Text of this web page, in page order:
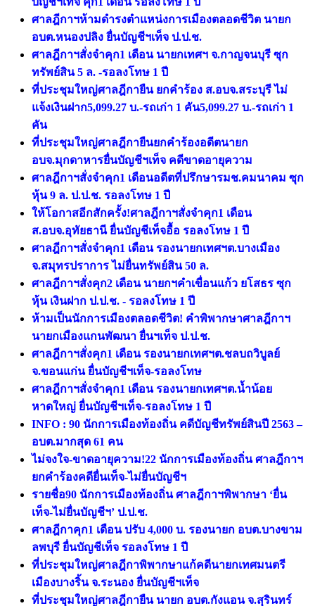
ศาลฎีกาฯห้ามดำรงตำแหน่งการเมืองตลอดชีวิต นายก
อบต.หนองปลิง ยื่นบัญชีฯเท็จ ป.ป.ช.
ศาลฎีกาฯสั่งจำคุก1 เดือน นายกเทศฯ จ.กาญจนบุรี ซุก
ทรัพย์สิน 5 ล. -รอลงโทษ 1 ปี
ที่ประชุมใหญ่ศาลฎีกายืน ยกคำร้อง ส.อบจ.สระบุรี ไม่
แจ้งเงินฝาก5,099.27 บ.-รถเก่า 1 คัน5,099.27 บ.-รถเก่า 1
คัน
ที่ประชุมใหญ่ศาลฎีกายืนยกคำร้องอดีตนายก
อบจ.มุกดาหารยื่นบัญชีฯเท็จ คดีขาดอายุความ
ศาลฎีกาฯสั่งจําคุก1 เดือนอดีตที่ปรึกษารมช.คมนาคม ซุก
หุ้น 9 ล. ป.ป.ช. รอลงโทษ 1 ปี
ให้โอกาสอีกสักครั้ง!ศาลฎีกาฯสั่งจําคุก1 เดือน
ส.อบจ.อุทัยธานี ยื่นบัญชีเท็จอื้อ รอลงโทษ 1 ปี
ศาลฎีกาฯสั่งจำคุก1 เดือน รองนายกเทศฯต.บางเมือง
จ.สมุทรปราการ ไม่ยื่นทรัพย์สิน 50 ล.
ศาลฎีกาฯสั่งคุก2 เดือน นายกฯคำเขื่อนแก้ว ยโสธร ซุก
หุ้น เงินฝาก ป.ป.ช. - รอลงโทษ 1 ปี
ห้ามเป็นนักการเมืองตลอดชีวิต! คำพิพากษาศาลฎีกาฯ
นายกเมืองแกนพัฒนา ยื่นฯเท็จ ป.ป.ช.
ศาลฎีกาฯสั่งคุก1 เดือน รองนายกเทศฯต.ชลบถวิบูลย์
จ.ขอนแก่น ยื่นบัญชีฯเท็จ-รอลงโทษ
ศาลฎีกาฯสั่งจำคุก1 เดือน รองนายกเทศฯต.น้ำน้อย
หาดใหญ่ ยื่นบัญชีฯเท็จ-รอลงโทษ 1 ปี
INFO : 90 นักการเมืองท้องถิ่น คดีบัญชีทรัพย์สินปี 2563 –
อบต.มากสุด 61 คน
ไม่จงใจ-ขาดอายุความ!22 นักการเมืองท้องถิ่น ศาลฎีกาฯ
ยกคำร้องคดียื่นเท็จ-ไม่ยื่นบัญชีฯ
รายชื่อ90 นักการเมืองท้องถิ่น ศาลฎีกาฯพิพากษา ‘ยื่น
เท็จ-ไม่ยื่นบัญชีฯ’ ป.ป.ช.
ศาลฎีกาคุก1 เดือน ปรับ 4,000 บ. รองนายก อบต.บางขาม
ลพบุรี ยื่นบัญชีเท็จ รอลงโทษ 1 ปี
ที่ประชุมใหญ่ศาลฎีกาพิพากษาแก้คดีนายกเทศมนตรี
เมืองบางริ้น จ.ระนอง ยื่นบัญชีฯเท็จ
ที่ประชุมใหญ่ศาลฎีกายืน นายก อบต.กังแอน จ.สุรินทร์